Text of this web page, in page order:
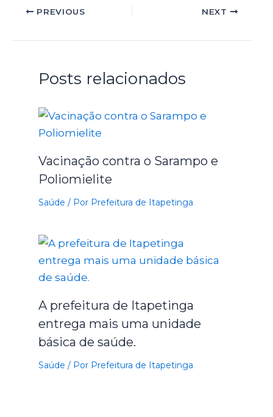
PREVIOUS NEXT
Posts relacionados
Vacinação contra o Sarampo e
Poliomielite
Saúde / Por Prefeitura de Itapetinga
A prefeitura de Itapetinga
entrega mais uma unidade
básica de saúde.
Saúde / Por Prefeitura de Itapetinga